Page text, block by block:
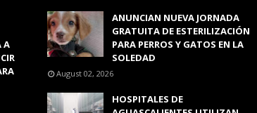
A
ANUNCIAN NUEVA JORNADA
GRATUITA DE ESTERILIZACIÓN
PARA PERROS Y GATOS EN LA
SOLEDAD
August 02, 2026
HOSPITALES DE